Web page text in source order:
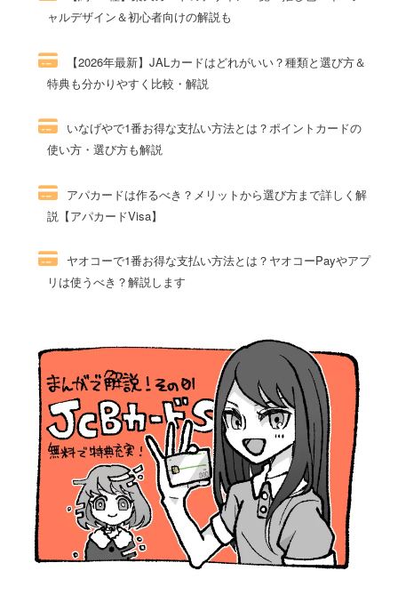
ャルデザイン＆初心者向けの解説も
【2026年最新】JALカードはどれがいい？種類と選び方＆
特典も分かりやすく比較・解説
いなげやで1番お得な支払い方法とは？ポイントカードの
使い方・選び方も解説
アパカードは作るべき？メリットから選び方まで詳しく解
説【アパカードVisa】
ヤオコーで1番お得な支払い方法とは？ヤオコーPayやアプ
リは使うべき？解説します